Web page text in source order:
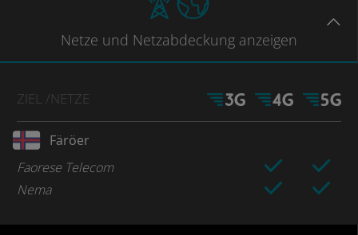
Netze und Netzabdeckung anzeigen
ZIEL /NETZE
Färöer
Faorese Telecom
Nema